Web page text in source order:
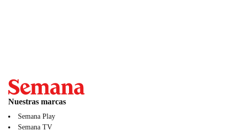
Nuestras marcas
Semana Play
Semana TV